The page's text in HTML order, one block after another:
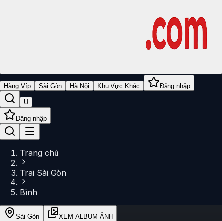
Hàng Víp Sài Gòn Hà Nội Khu Vực Khác Đăng nhập
U
Đăng nhập
Trang chủ
Trai Sài Gòn
Bình
Sài Gòn XEM ALBUM ẢNH